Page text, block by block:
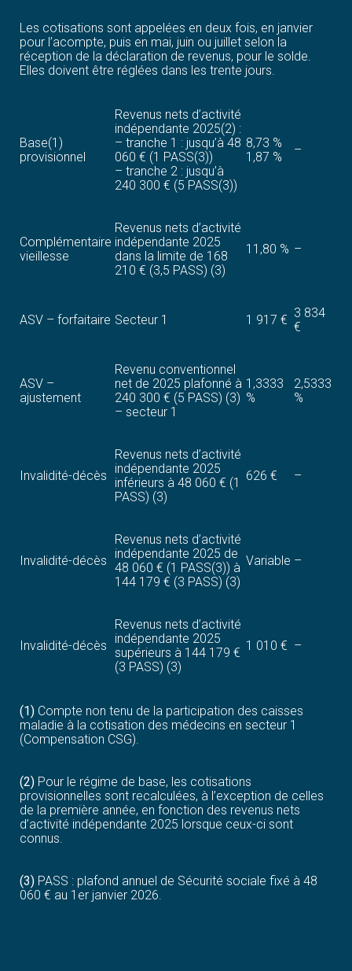
Les cotisations sont appelées en deux fois, en janvier
pour l’acompte, puis en mai, juin ou juillet selon la
réception de la déclaration de revenus, pour le solde.
Elles doivent être réglées dans les trente jours.
Base(1)
provisionnel
Revenus nets d’activité
indépendante 2025(2) :
– tranche 1 : jusqu’à 48
060 € (1 PASS(3))
– tranche 2 : jusqu’à
240 300 € (5 PASS(3))
8,73 %
1,87 %
–
Complémentaire
vieillesse
Revenus nets d’activité
indépendante 2025
dans la limite de 168
210 € (3,5 PASS) (3)
11,80 % –
ASV – forfaitaire Secteur 1 1 917 € 3 834
€
ASV –
ajustement
Revenu conventionnel
net de 2025 plafonné à
240 300 € (5 PASS) (3)
– secteur 1
1,3333
%
2,5333
%
Invalidité-décès
Revenus nets d’activité
indépendante 2025
inférieurs à 48 060 € (1
PASS) (3)
626 € –
Invalidité-décès
Revenus nets d’activité
indépendante 2025 de
48 060 € (1 PASS(3)) à
144 179 € (3 PASS) (3)
Variable –
Invalidité-décès
Revenus nets d’activité
indépendante 2025
supérieurs à 144 179 €
(3 PASS) (3)
1 010 € –
(1) Compte non tenu de la participation des caisses
maladie à la cotisation des médecins en secteur 1
(Compensation CSG).
(2) Pour le régime de base, les cotisations
provisionnelles sont recalculées, à l’exception de celles
de la première année, en fonction des revenus nets
d’activité indépendante 2025 lorsque ceux-ci sont
connus.
(3) PASS : plafond annuel de Sécurité sociale fixé à 48
060 € au 1er janvier 2026.